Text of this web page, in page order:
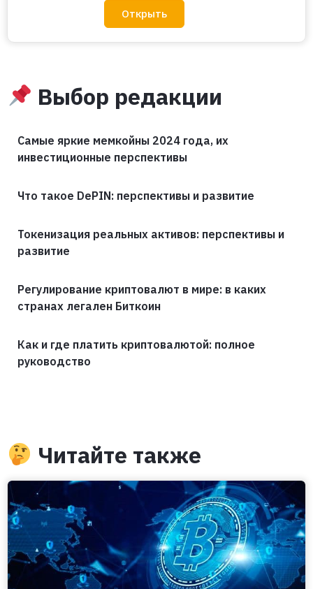
Открыть
Выбор редакции
Самые яркие мемкойны 2024 года, их
инвестиционные перспективы
Что такое DePIN: перспективы и развитие
Токенизация реальных активов: перспективы и
развитие
Регулирование криптовалют в мире: в каких
странах легален Биткоин
Как и где платить криптовалютой: полное
руководство
Читайте также